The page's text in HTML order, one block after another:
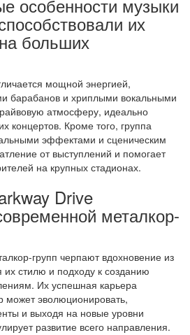
особенности музыки
их
больших
мощной энергией,
барабанов и хриплыми вокальными
атмосферу, идеально
концертов. Кроме того, группа
эффектами и сценическим
от выступлений и помогает
на крупных стадионах.
Drive
металкор-
групп черпают вдохновение из
стилю и подходу к созданию
Их успешная карьера
может эволюционировать,
и выходя на новые уровни
развитие всего направления.